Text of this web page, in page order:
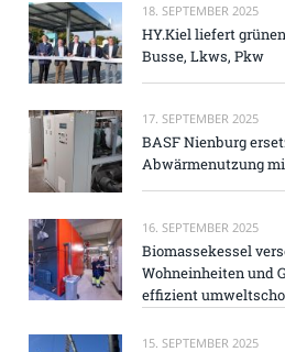
18. SEPTEMBER 2025
HY.Kiel liefert
Busse, Lkws, Pkw
17. SEPTEMBER 2025
BASF Nienburg
Abwärmenutzung
16. SEPTEMBER 2025
Biomassekessel
Wohneinheiten und
effizient
15. SEPTEMBER 2025